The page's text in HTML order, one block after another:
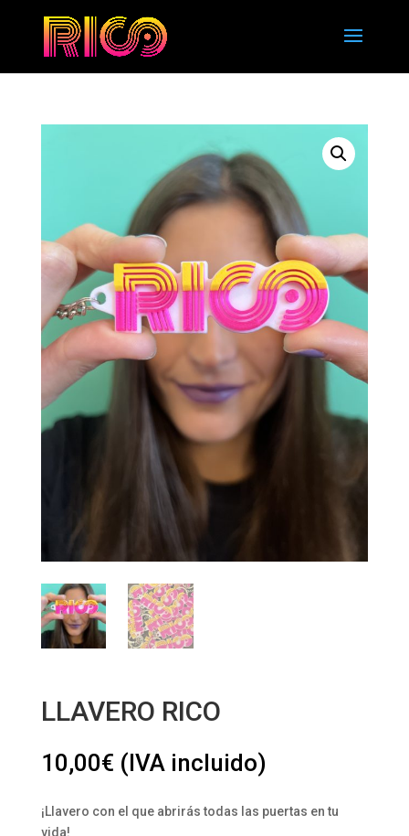
LLAVERO RICO
10,00€ (IVA incluido)
¡Llavero con el que abrirás todas las puertas en tu
vida!